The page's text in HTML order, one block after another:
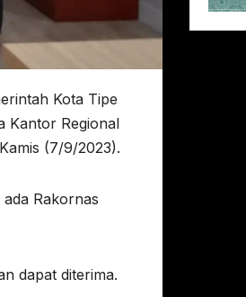
Kota Tipe
Kantor Regional
(7/9/2023).
Rakornas
dapat diterima.